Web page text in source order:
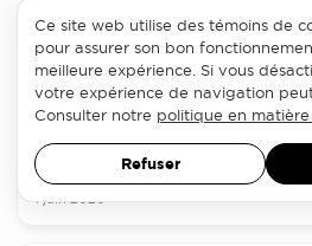
Vidéothèque
Un nouveau départ pour Rico
1 juin 2026
Ce site web utilise des témoins de
pour assurer son bon
meilleure expérience. Si vous
votre expérience de navigation
Consulter notre politique en
Refuser